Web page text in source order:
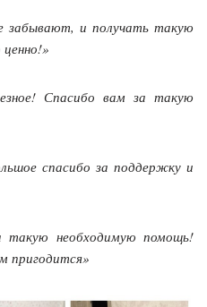
забывают, и получать такую
Спасибо вам за такую
спасибо за поддержку и
такую необходимую помощь!
пригодится»